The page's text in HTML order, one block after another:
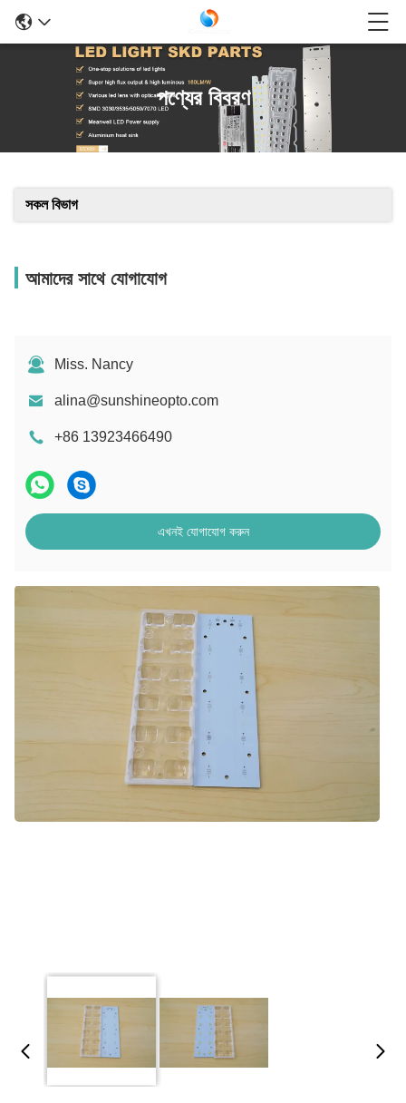
পণ্যের বিবরণ
সকল বিভাগ
আমাদের সাথে যোগাযোগ
Miss. Nancy
alina@sunshineopto.com
+86 13923466490
এখনই যোগাযোগ করুন